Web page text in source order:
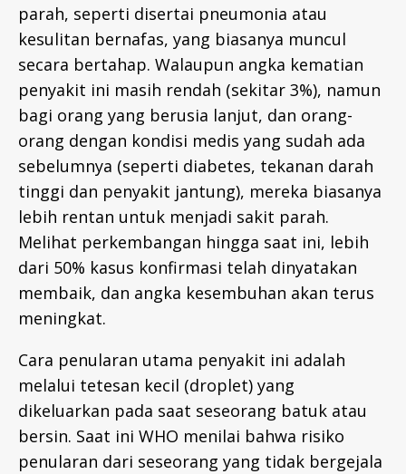
parah, seperti disertai pneumonia atau
kesulitan bernafas, yang biasanya muncul
secara bertahap. Walaupun angka kematian
penyakit ini masih rendah (sekitar 3%), namun
bagi orang yang berusia lanjut, dan orang-
orang dengan kondisi medis yang sudah ada
sebelumnya (seperti diabetes, tekanan darah
tinggi dan penyakit jantung), mereka biasanya
lebih rentan untuk menjadi sakit parah.
Melihat perkembangan hingga saat ini, lebih
dari 50% kasus konfirmasi telah dinyatakan
membaik, dan angka kesembuhan akan terus
meningkat.
Cara penularan utama penyakit ini adalah
melalui tetesan kecil (droplet) yang
dikeluarkan pada saat seseorang batuk atau
bersin. Saat ini WHO menilai bahwa risiko
penularan dari seseorang yang tidak bergejala